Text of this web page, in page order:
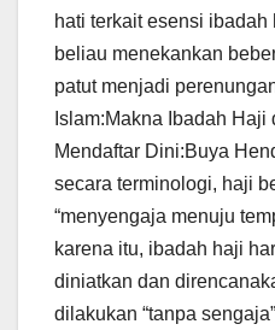
hati terkait esensi
beliau menekankan
patut menjadi
Islam:Makna Ibadah Haji
Mendaftar Dini:Buya
secara terminologi, haji
“menyengaja menuju
karena itu, ibadah haji
diniatkan dan
dilakukan “tanpa